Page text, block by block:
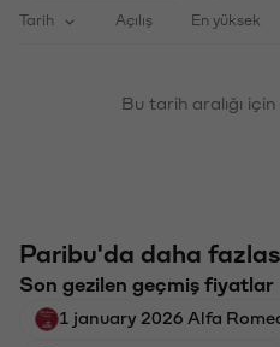
Tarih Açılış En yüksek
Bu tarih aralığı
Paribu'da daha
Son gezilen geçmiş fiyatlar
1 january 2026 Alfa